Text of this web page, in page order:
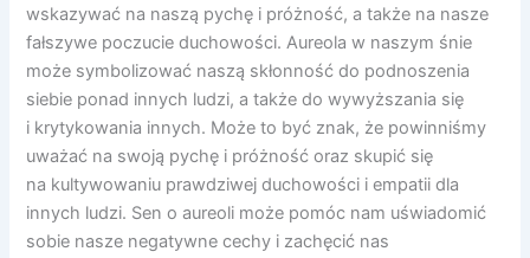
wskazywać na naszą pychę i próżność, a także na nasze
fałszywe poczucie duchowości. Aureola w naszym śnie
może symbolizować naszą skłonność do podnoszenia
siebie ponad innych ludzi, a także do wywyższania się
i krytykowania innych. Może to być znak, że powinniśmy
uważać na swoją pychę i próżność oraz skupić się
na kultywowaniu prawdziwej duchowości i empatii dla
innych ludzi. Sen o aureoli może pomóc nam uświadomić
sobie nasze negatywne cechy i zachęcić nas